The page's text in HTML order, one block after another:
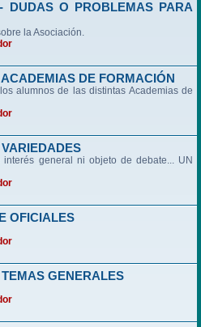
DUDAS O PROBLEMAS PARA
la Asociación.
DE FORMACIÓN
alumnos de las distintas Academias de
general ni objeto de debate... UN
OFICIALES
GENERALES